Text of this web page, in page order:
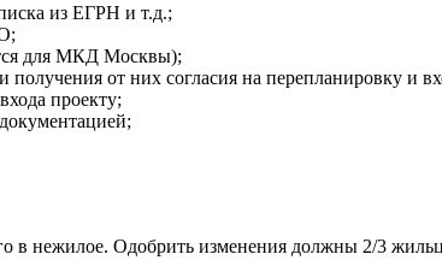
из ЕГРН и т.д.;
для МКД Москвы);
от них согласия на перепланировку и
проекту;
в нежилое. Одобрить изменения должны 2/3